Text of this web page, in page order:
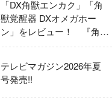
「DX角獣エンカク」「角
獣覚醒器 DXオメガホー
ン」をレビュー！ 『角醒
ハンター オメガホーン』
テレビマガジン2026年夏
号発売!!